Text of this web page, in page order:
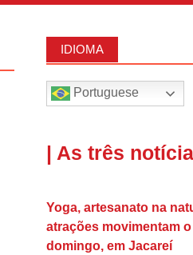
IDIOMA
Portuguese
| As três
Yoga, artesanato na
atrações movimentam
domingo, em Jacareí